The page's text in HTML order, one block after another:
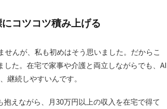
コツコツ積み上げる
せんが、私も初めはそう思いました。だからこ
た。在宅で家事や介護と両立しながらでも、AI
継続しやすいんです。
えながら、月30万円以上の収入を在宅で得て